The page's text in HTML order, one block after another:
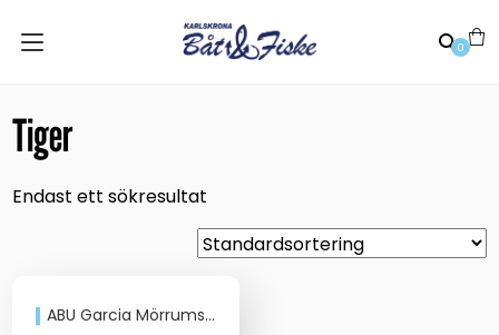
0
Tiger
Endast ett sökresultat
ABU Garcia Mörrumspinnare 18g